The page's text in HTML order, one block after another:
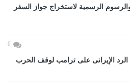
الرسمية لاستخراج جواز السفر
0
الإيرانى على ترامب لوقف الحرب